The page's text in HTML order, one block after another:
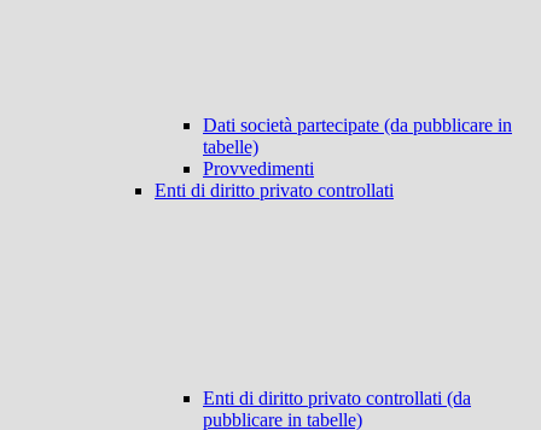
Dati società partecipate (da pubblicare in
tabelle)
Provvedimenti
Enti di diritto privato controllati
Enti di diritto privato controllati (da
pubblicare in tabelle)